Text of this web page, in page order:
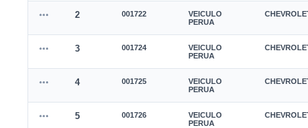
2 001722
VEICULO
PERUA
3 001724
VEICULO
PERUA
4 001725
VEICULO
PERUA
5 001726
VEICULO
PERUA